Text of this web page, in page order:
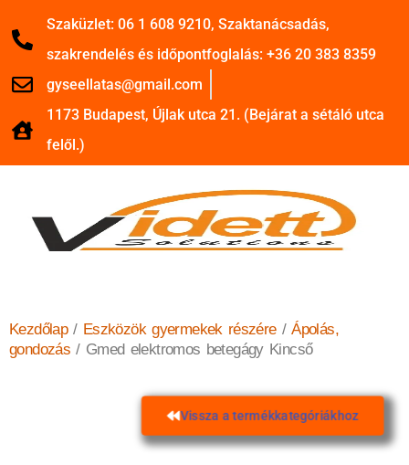
Szaküzlet: 06 1 608 9210, Szaktanácsadás,
szakrendelés és időpontfoglalás: +36 20 383 8359
gyseellatas@gmail.com
1173 Budapest, Újlak utca 21. (Bejárat a sétáló utca
felől.)
Kezdőlap/ Eszközök gyermekek részére/Ápolás,
gondozás / Gmed elektromos betegágy Kincső
Vissza a termékkategóriákhoz